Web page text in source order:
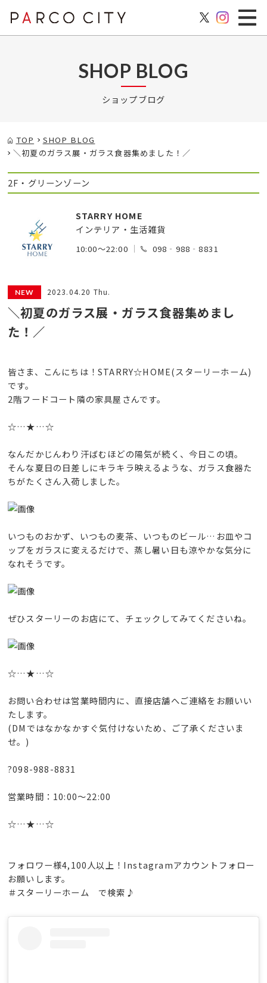
SHOP BLOG
ショップブログ
TOP
SHOP BLOG
＼初夏のガラス展・ガラス食器集めました！／
2F・グリーンゾーン
STARRY HOME
インテリア・生活雑貨
10:00～22:00 098‐988‐8831
2023.04.20 Thu.
＼初夏のガラス展・ガラス食器集めまし
た！／
皆さま、こんにちは！STARRY☆HOME(スターリーホーム)
です。
2階フードコート隣の家具屋さんです。
☆…★…☆
なんだかじんわり汗ばむほどの陽気が続く、今日この頃。
そんな夏日の日差しにキラキラ映えるような、ガラス食器た
ちがたくさん入荷しました。
いつものおかず、いつもの麦茶、いつものビール…お皿やコ
ップをガラスに変えるだけで、蒸し暑い日も涼やかな気分に
なれそうです。
ぜひスターリーのお店にて、チェックしてみてくださいね。
☆…★…☆
お問い合わせは営業時間内に、直接店舗へご連絡をお願いい
たします。
(DMではなかなかすぐ気付けないため、ご了承くださいま
せ。)
?098-988-8831
営業時間：10:00〜22:00
☆…★…☆
フォロワー様4,100人以上！Instagramアカウントフォロー
お願いします。
＃スターリーホーム で検索♪